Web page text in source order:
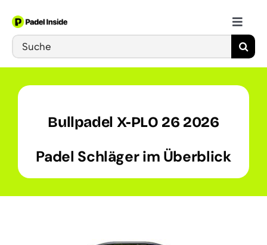
content
Toggle
Schläger
Bälle
Training
Search
for:
Bullpadel X-PLO 26 2026
Padel Schläger im Überblick